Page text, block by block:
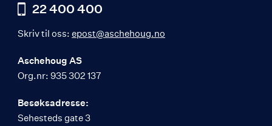
22 400 400
Skriv til oss: epost@aschehoug.no
Aschehoug AS
Org.nr: 935 302 137
Besøksadresse:
Sehesteds gate 3